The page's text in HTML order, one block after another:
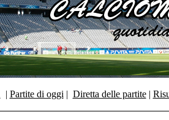
| Partite di oggi | Diretta delle partite|